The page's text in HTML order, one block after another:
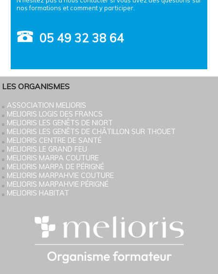
nos formations et comment y participer.
05 49 32 38 64
LES ORGANISMES
ASSOCIATION MELIORIS
MELIORIS LOGIS DES FRANCS
MELIORIS LES GENÊTS DE NIORT
MELIORIS LES GENÊTS DE CHÂTILLON SUR THOUET
MELIORIS CENTRE DE SANTÉ
MELIORIS LE GRAND FEU
MELIORIS MARPA COUTURE
MELIORIS MARPA DE PÉRIGNÉ
MELIORIS MARPAHVIE COUTURE
MELIORIS MARPAHVIE PÉRIGNÉ
MELIORIS HABITAT